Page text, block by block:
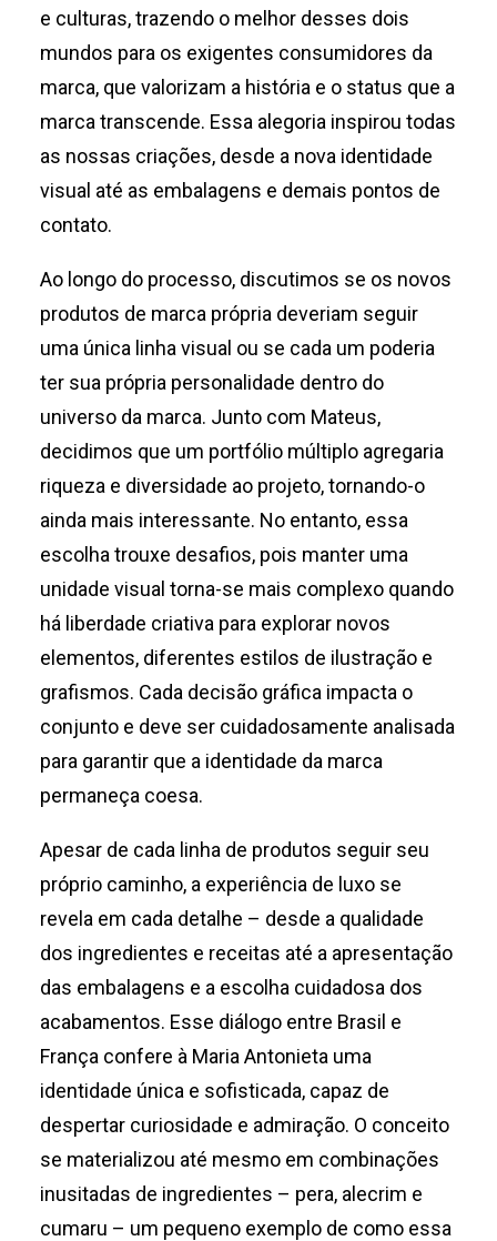
e culturas, trazendo o melhor desses dois
mundos para os exigentes consumidores da
marca, que valorizam a história e o status que a
marca transcende. Essa alegoria inspirou todas
as nossas criações, desde a nova identidade
visual até as embalagens e demais pontos de
contato.
Ao longo do processo, discutimos se os novos
produtos de marca própria deveriam seguir
uma única linha visual ou se cada um poderia
ter sua própria personalidade dentro do
universo da marca. Junto com Mateus,
decidimos que um portfólio múltiplo agregaria
riqueza e diversidade ao projeto, tornando-o
ainda mais interessante. No entanto, essa
escolha trouxe desafios, pois manter uma
unidade visual torna-se mais complexo quando
há liberdade criativa para explorar novos
elementos, diferentes estilos de ilustração e
grafismos. Cada decisão gráfica impacta o
conjunto e deve ser cuidadosamente analisada
para garantir que a identidade da marca
permaneça coesa.
Apesar de cada linha de produtos seguir seu
próprio caminho, a experiência de luxo se
revela em cada detalhe – desde a qualidade
dos ingredientes e receitas até a apresentação
das embalagens e a escolha cuidadosa dos
acabamentos. Esse diálogo entre Brasil e
França confere à Maria Antonieta uma
identidade única e sofisticada, capaz de
despertar curiosidade e admiração. O conceito
se materializou até mesmo em combinações
inusitadas de ingredientes – pera, alecrim e
cumaru – um pequeno exemplo de como essa